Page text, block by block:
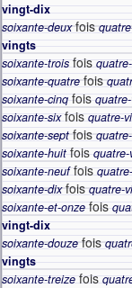
vingt-dix
soixante-deuxfois
vingts
soixante-trois fois
soixante-quatrefois
soixante-cinq fois
soixante-sixfois quatre-
soixante-septfois
soixante-huit fois
soixante-neuffois
soixante-dixfoisquatre-
soixante-et-onze fois
vingt-dix
soixante-douzefois
vingts
soixante-treize fois